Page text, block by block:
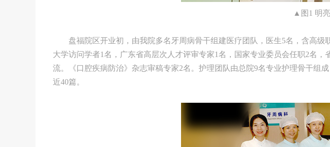
▲图1 明
盘福院区开业初，由我院多名牙周病骨干组建医疗团队，医生5名，含高
大学访问学者1名，广东省高层次人才评审专家1名，国家专业委员会任职2名
流。《口腔疾病防治》杂志审稿专家2名。护理团队由总院9名专业护理骨干组
近40篇。